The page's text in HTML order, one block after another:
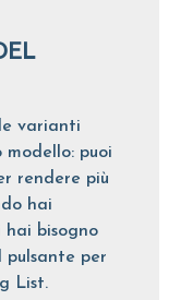
varianti
puoi
rendere più
hai
bisogno
per
List.